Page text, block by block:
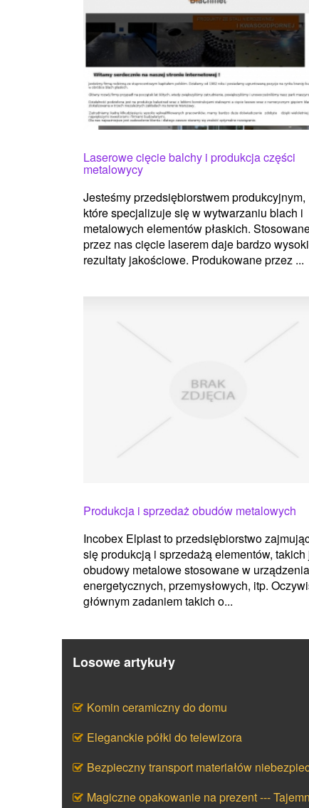
Laserowe cięcie balchy i produkcja części
metalowycy
Jesteśmy przedsiębiorstwem produkcyjnym,
które specjalizuje się w wytwarzaniu blach i
metalowych elementów płaskich.
przez nas cięcie laserem daje bardzo
rezultaty jakościowe. Produkowane przez ...
Produkcja i sprzedaż obudów metalowych
Incobex Elplast to przedsiębiorstwo
się produkcją i sprzedażą elementów, takich
obudowy metalowe stosowane w
energetycznych, przemysłowych, itp.
głównym zadaniem takich o...
Losowe artykuły
Komin ceramiczny do domu
Eleganckie półki do telewizora
Bezpieczny transport materiałów
Magiczne opakowanie na prezent ---